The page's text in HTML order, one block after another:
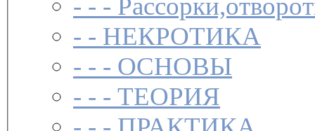
- - -
- - НЕКРОТИКА
- - - ОСНОВЫ
- - - ТЕОРИЯ